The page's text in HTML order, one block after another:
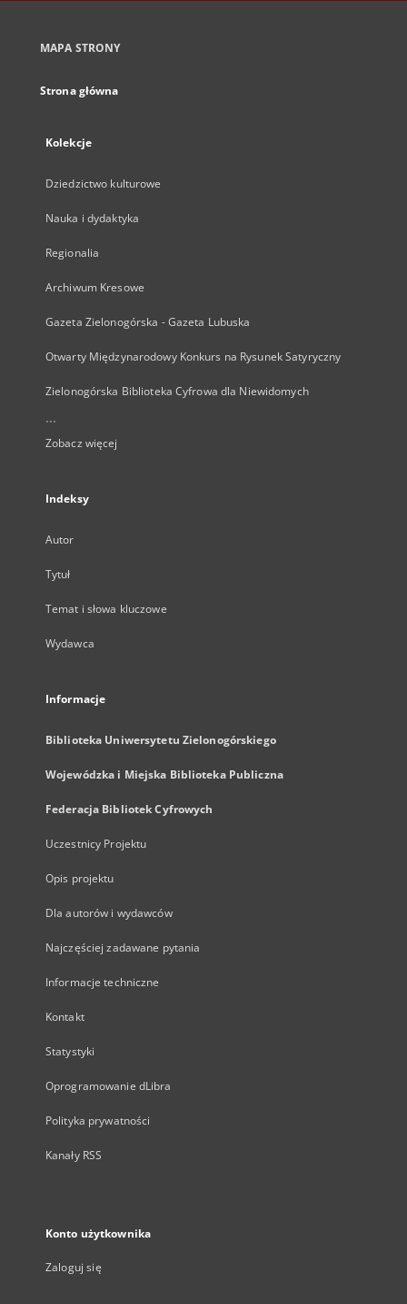
MAPA STRONY
Strona główna
Kolekcje
Dziedzictwo kulturowe
Nauka i dydaktyka
Regionalia
Archiwum Kresowe
Gazeta Zielonogórska - Gazeta Lubuska
Otwarty Międzynarodowy Konkurs na Rysunek Satyryczny
Zielonogórska Biblioteka Cyfrowa dla Niewidomych
...
Zobacz więcej
Indeksy
Autor
Tytuł
Temat i słowa kluczowe
Wydawca
Informacje
Biblioteka Uniwersytetu Zielonogórskiego
Wojewódzka i Miejska Biblioteka Publiczna
Federacja Bibliotek Cyfrowych
Uczestnicy Projektu
Opis projektu
Dla autorów i wydawców
Najczęściej zadawane pytania
Informacje techniczne
Kontakt
Statystyki
Oprogramowanie dLibra
Polityka prywatności
Kanały RSS
Konto użytkownika
Zaloguj się